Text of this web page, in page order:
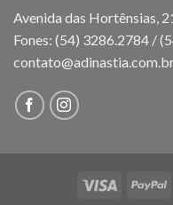
Avenida das Hortênsias,
Fones: (54) 3286.2784 /